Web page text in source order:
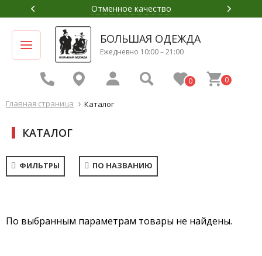
Отменное качество
БОЛЬШАЯ ОДЕЖДА
Ежедневно 10:00 – 21:00
0 0
Главная страница Каталог
КАТАЛОГ
ФИЛЬТРЫ ПО НАЗВАНИЮ
По выбранным параметрам товары не найдены.